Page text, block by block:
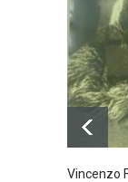
Vincenzo